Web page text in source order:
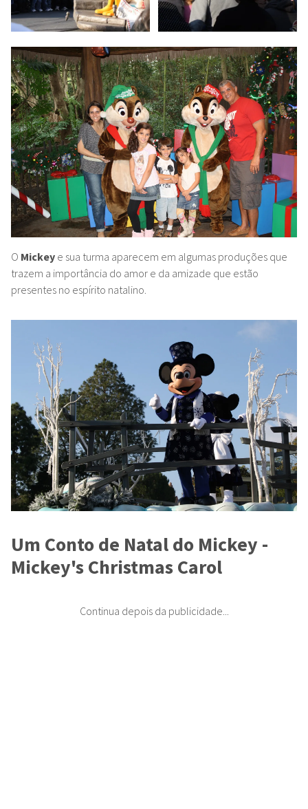
O Mickey e sua turma aparecem em algumas produções que
trazem a importância do amor e da amizade que estão
presentes no espírito natalino.
Um Conto de Natal do Mickey -
Mickey's Christmas Carol
Continua depois da publicidade...